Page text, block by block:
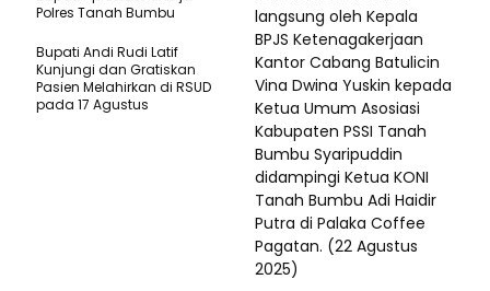
langsung oleh Kepala
BPJS Ketenagakerjaan
Kantor Cabang Batulicin
Vina Dwina Yuskin kepada
Ketua Umum Asosiasi
Kabupaten PSSI Tanah
Bumbu Syaripuddin
didampingi Ketua KONI
Tanah Bumbu Adi Haidir
Putra di Palaka Coffee
Pagatan. (22 Agustus
2025)
Polres Tanah Bumbu
Bupati Andi Rudi Latif
Kunjungi dan Gratiskan
Pasien Melahirkan di RSUD
pada 17 Agustus